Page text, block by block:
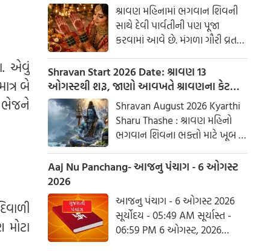
એવું
બે
ભેજને
શ્રાવણ મહિનામાં ભગવાન શિવની
સાથે દેવી પાર્વતીની પણ પૂજા
કરવામાં આવે છે. મંગળા ગૌરી વ્રત
અને હરિયાળી તીજ જેવા પ્રસંગોએ
મહેંદી લગાવવી અને લીલા રંગના
કપડાં પહેરવા એ પતિના લાંબા
માટે શુભ માનવામાં આવે છે.
આપણી પરંપરાઓમાં, સ્ત્રીઓને
પ્રકૃતિનું સ્વરૂપ માનવામાં આવે છે.
Shravan Start 2026 Date: શ્રાવણ 13
ઓગસ્ટથી શરૂ, જાણો આવખતે શ્રાવણના કેટલા
સોમવાર રહેશે
Shravan August 2026 Kyarthi
Sharu Thashe : શ્રાવણ મહિનો
ભગવાન શિવના ભક્તો માટે ખૂબ જ
ખાસ છે. આ મહિનામાં ભગવાન
શિવની પૂજા કરવાથી ઈચ્છાઓ
ઝડપથી પૂર્ણ થાય છે. ધાર્મિક
માન્યતાઓ અનુસાર, ભગવાન શિવે
આ મહિનામાં દેવી પાર્વતીને પોતાની
પત્ની તરીકે સ્વીકાર્યા હતા. ચાલો
જાણીએ કે આ વર્ષે શ્રાવણમાં કેટલા
Aaj Nu Panchang- આજનુ પંચાગ - 6 ઓગસ્ટ
2026
આજનુ પંચાગ - 6 ઓગસ્ટ 2026
સૂર્યોદય - 05:49 AM સૂર્યાસ્ત -
06:59 PM 6 ઓગસ્ટ, 2026